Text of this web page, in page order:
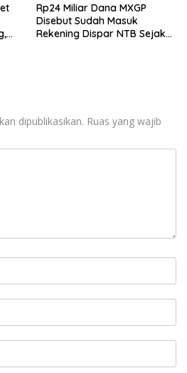
Rp24 Miliar Dana MXGP
Disebut Sudah Masuk
Rekening Dispar NTB Sejak
dipublikasikan. Ruas yang wajib